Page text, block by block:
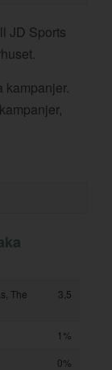
JD Sports
kampanjer.
The
3,5
1%
0%